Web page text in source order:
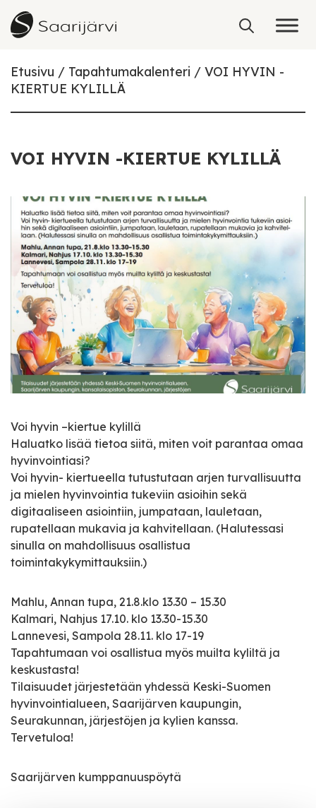
Skip to content
Etusivu Tapahtumakalenteri
VOI HYVIN -
KIERTUE KYLILLÄ
VOI HYVIN -KIERTUE KYLILLÄ
Voi hyvin –kiertue kylillä
Haluatko lisää tietoa siitä, miten voit parantaa omaa
hyvinvointiasi?
Voi hyvin- kiertueella tutustutaan arjen turvallisuutta
ja mielen hyvinvointia tukeviin asioihin sekä
digitaaliseen asiointiin, jumpataan, lauletaan,
rupatellaan mukavia ja kahvitellaan. (Halutessasi
sinulla on mahdollisuus osallistua
toimintakykymittauksiin.)
Mahlu, Annan tupa, 21.8.klo 13.30 – 15.30
Kalmari, Nahjus 17.10. klo 13.30-15.30
Lannevesi, Sampola 28.11. klo 17-19
Tapahtumaan voi osallistua myös muilta kyliltä ja
keskustasta!
Tilaisuudet järjestetään yhdessä Keski-Suomen
hyvinvointialueen, Saarijärven kaupungin,
Seurakunnan, järjestöjen ja kylien kanssa.
Tervetuloa!
Saarijärven kumppanuuspöytä